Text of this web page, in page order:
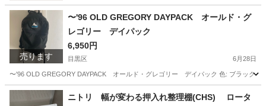
売ります
〜'96 OLD GREGORY DAYPACK オールド・グ
レゴリー デイパック
6,950円
目黒区 6月28日
〜'96 OLD GREGORY DAYPACK オールド・グレゴリー デイパック 色: ブラック
東京 目黒区 バッグ グレゴリー
ニトリ 幅が変わる押入れ整理棚(CHS) ロータ